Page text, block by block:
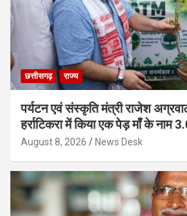
छत्तीसगढ़ राज्य
पर्यटन एवं संस्कृति मंत्री राजेश
हर्राटिकरा में किया एक पेड़ माँ के नाम
August 8, 2026 News Desk